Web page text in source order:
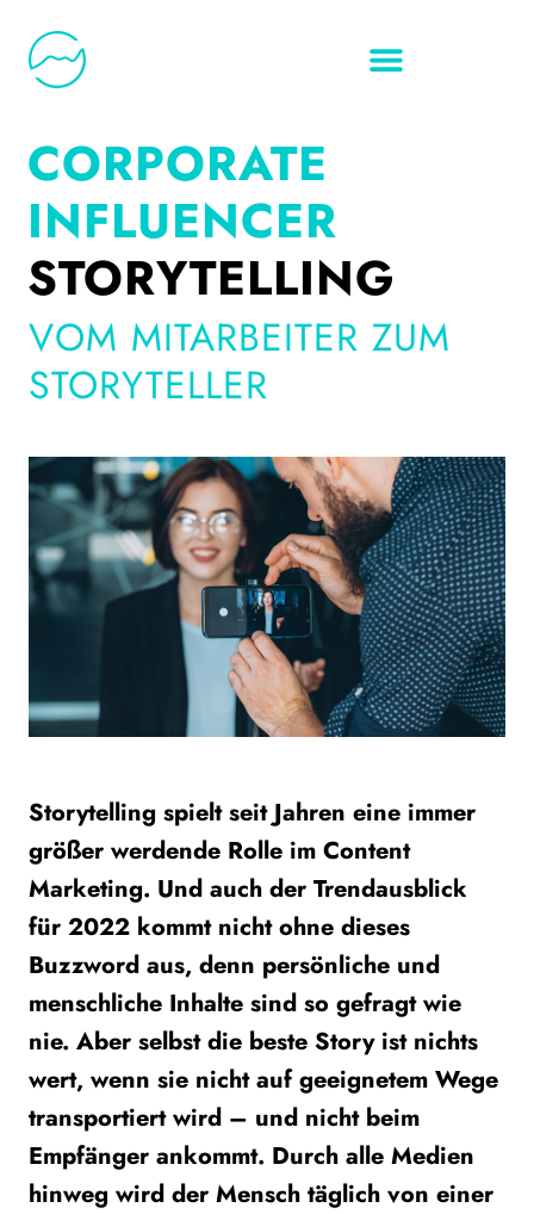
CORPORATE
INFLUENCER
STORYTELLING
VOM MITARBEITER ZUM
STORYTELLER
Storytelling spielt seit Jahren eine immer
größer werdende Rolle im Content
Marketing. Und auch der Trendausblick
für 2022 kommt nicht ohne dieses
Buzzword aus, denn persönliche und
menschliche Inhalte sind so gefragt wie
nie. Aber selbst die beste Story ist nichts
wert, wenn sie nicht auf geeignetem Wege
transportiert wird – und nicht beim
Empfänger ankommt. Durch alle Medien
hinweg wird der Mensch täglich von einer